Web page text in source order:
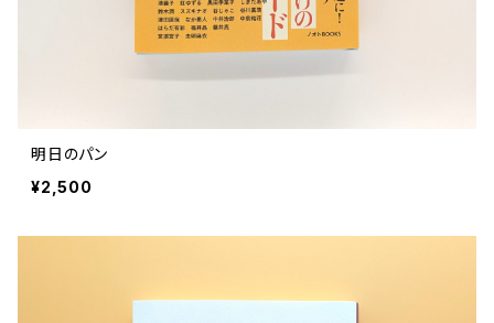
明日のパン
¥2,500